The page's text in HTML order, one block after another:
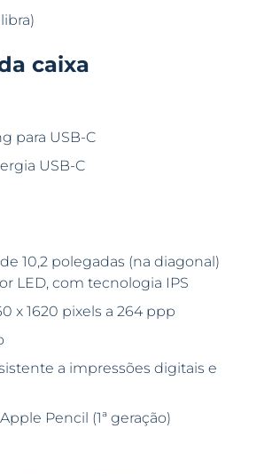
caixa
para USB-C
USB-C
10,2 polegadas (na diagonal)
LED, com tecnologia IPS
x 1620 pixels a 264 ppp
a impressões digitais e
Pencil (1ª geração)